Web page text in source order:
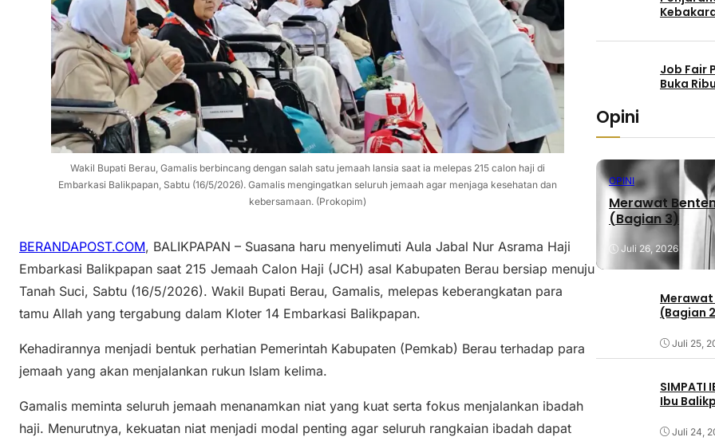
Wakil Bupati Berau, Gamalis berbincang dengan salah satu jemaah lansia saat ia melepas 215 calon haji di
Embarkasi Balikpapan, Sabtu (16/5/2026). Gamalis mengingatkan seluruh jemaah agar menjaga kesehatan dan
kebersamaan. (Prokopim)
BERANDAPOST.COM, BALIKPAPAN – Suasana haru menyelimuti Aula Jabal Nur Asrama Haji
Embarkasi Balikpapan saat 215 Jemaah Calon Haji (JCH) asal Kabupaten Berau bersiap menuju
Tanah Suci, Sabtu (16/5/2026). Wakil Bupati Berau, Gamalis, melepas keberangkatan para
tamu Allah yang tergabung dalam Kloter 14 Embarkasi Balikpapan.
Kehadirannya menjadi bentuk perhatian Pemerintah Kabupaten (Pemkab) Berau terhadap para
jemaah yang akan menjalankan rukun Islam kelima.
Gamalis meminta seluruh jemaah menanamkan niat yang kuat serta fokus menjalankan ibadah
haji. Menurutnya, kekuatan niat menjadi modal penting agar seluruh rangkaian ibadah dapat
Job Fair
Buka
Opini
OPINI
Merawat
(Bagian 3)
Juli 26, 2026
Merawat
(Bagian
Juli 25,
SIMPATI
Ibu
Juli 24,